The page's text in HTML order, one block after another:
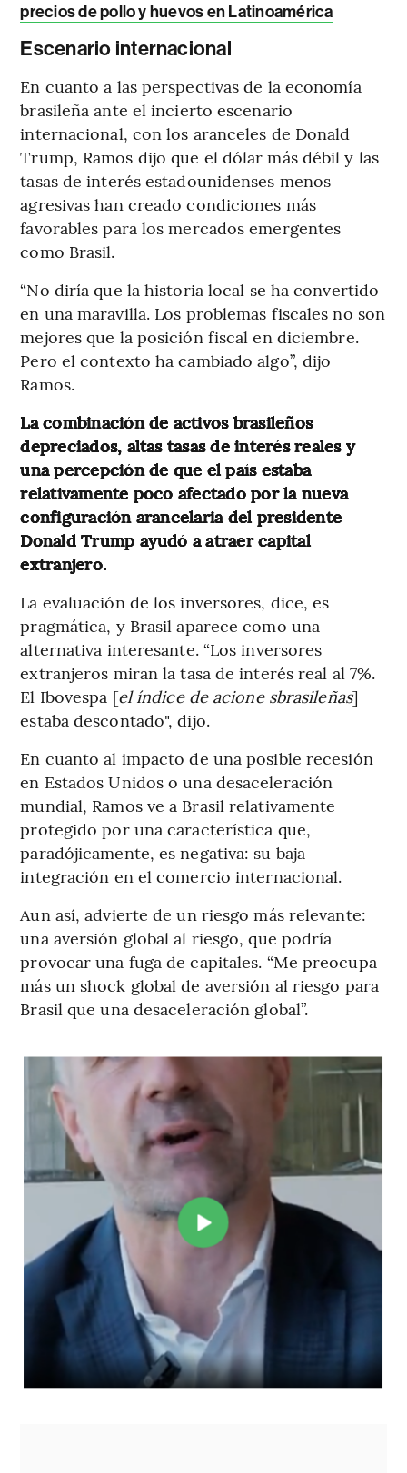
precios de pollo y huevos en Latinoamérica
Escenario internacional
En cuanto a las perspectivas de la economía
brasileña ante el incierto escenario
internacional, con los aranceles de Donald
Trump, Ramos dijo que el dólar más débil y las
tasas de interés estadounidenses menos
agresivas han creado condiciones más
favorables para los mercados emergentes
como Brasil.
“No diría que la historia local se ha convertido
en una maravilla. Los problemas fiscales no son
mejores que la posición fiscal en diciembre.
Pero el contexto ha cambiado algo”, dijo
Ramos.
La combinación de activos brasileños
depreciados, altas tasas de interés reales y
una percepción de que el país estaba
relativamente poco afectado por la nueva
configuración arancelaria del presidente
Donald Trump ayudó a atraer capital
extranjero.
La evaluación de los inversores, dice, es
pragmática, y Brasil aparece como una
alternativa interesante. “Los inversores
extranjeros miran la tasa de interés real al 7%.
El Ibovespa [el índice de acione sbrasileñas]
estaba descontado", dijo.
En cuanto al impacto de una posible recesión
en Estados Unidos o una desaceleración
mundial, Ramos ve a Brasil relativamente
protegido por una característica que,
paradójicamente, es negativa: su baja
integración en el comercio internacional.
Aun así, advierte de un riesgo más relevante:
una aversión global al riesgo, que podría
provocar una fuga de capitales. “Me preocupa
más un shock global de aversión al riesgo para
Brasil que una desaceleración global”.